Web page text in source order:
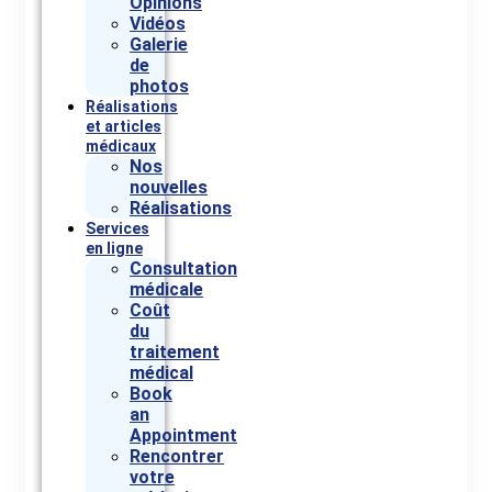
Vidéos
Galerie
de
photos
Réalisations
et articles
médicaux
Nos
nouvelles
Réalisations
Services
en ligne
Consultation
médicale
Coût
du
traitement
médical
Book
an
Appointment
Rencontrer
votre